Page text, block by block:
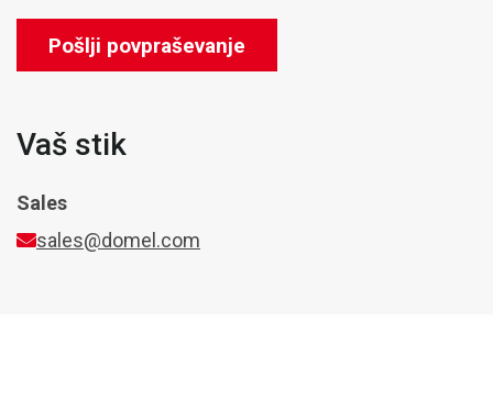
Pošlji povpraševanje
Vaš stik
Sales
sales@domel.com